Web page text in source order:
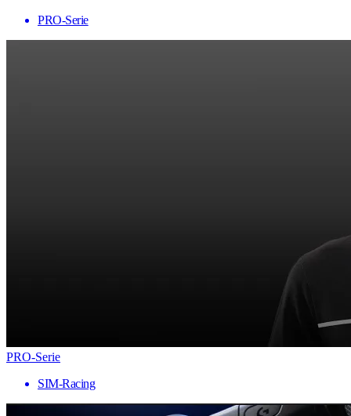
PRO-Serie
PRO-Serie
SIM-Racing